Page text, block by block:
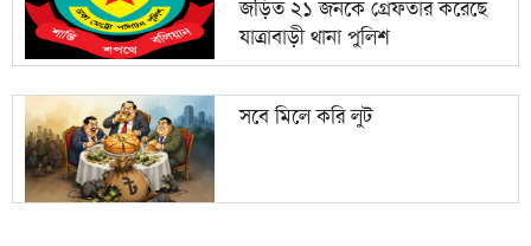
জড়িত ২১ জনকে গ্রেফতার করেছে
যাত্রাবাড়ী থানা পুলিশ
সবে মিলে করি লুট